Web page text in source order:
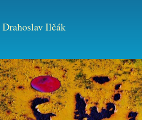
Drahoslav Ilčák